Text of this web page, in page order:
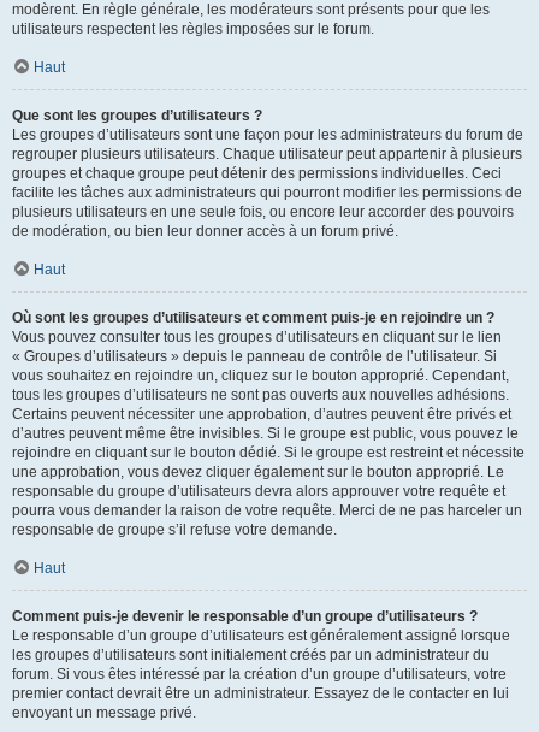
modèrent. En règle générale, les modérateurs sont présents pour que les
utilisateurs respectent les règles imposées sur le forum.
Haut
Que sont les groupes d’utilisateurs ?
Les groupes d’utilisateurs sont une façon pour les administrateurs du forum de
regrouper plusieurs utilisateurs. Chaque utilisateur peut appartenir à plusieurs
groupes et chaque groupe peut détenir des permissions individuelles. Ceci
facilite les tâches aux administrateurs qui pourront modifier les permissions de
plusieurs utilisateurs en une seule fois, ou encore leur accorder des pouvoirs
de modération, ou bien leur donner accès à un forum privé.
Haut
Où sont les groupes d’utilisateurs et comment puis-je en rejoindre un ?
Vous pouvez consulter tous les groupes d’utilisateurs en cliquant sur le lien
« Groupes d’utilisateurs » depuis le panneau de contrôle de l’utilisateur. Si
vous souhaitez en rejoindre un, cliquez sur le bouton approprié. Cependant,
tous les groupes d’utilisateurs ne sont pas ouverts aux nouvelles adhésions.
Certains peuvent nécessiter une approbation, d’autres peuvent être privés et
d’autres peuvent même être invisibles. Si le groupe est public, vous pouvez le
rejoindre en cliquant sur le bouton dédié. Si le groupe est restreint et nécessite
une approbation, vous devez cliquer également sur le bouton approprié. Le
responsable du groupe d’utilisateurs devra alors approuver votre requête et
pourra vous demander la raison de votre requête. Merci de ne pas harceler un
responsable de groupe s’il refuse votre demande.
Haut
Comment puis-je devenir le responsable d’un groupe d’utilisateurs ?
Le responsable d’un groupe d’utilisateurs est généralement assigné lorsque
les groupes d’utilisateurs sont initialement créés par un administrateur du
forum. Si vous êtes intéressé par la création d’un groupe d’utilisateurs, votre
premier contact devrait être un administrateur. Essayez de le contacter en lui
envoyant un message privé.